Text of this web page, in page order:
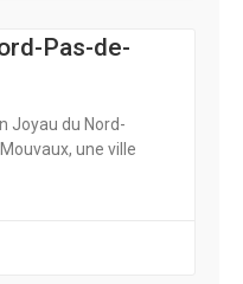
Pas-de-
Joyau du Nord-
une ville